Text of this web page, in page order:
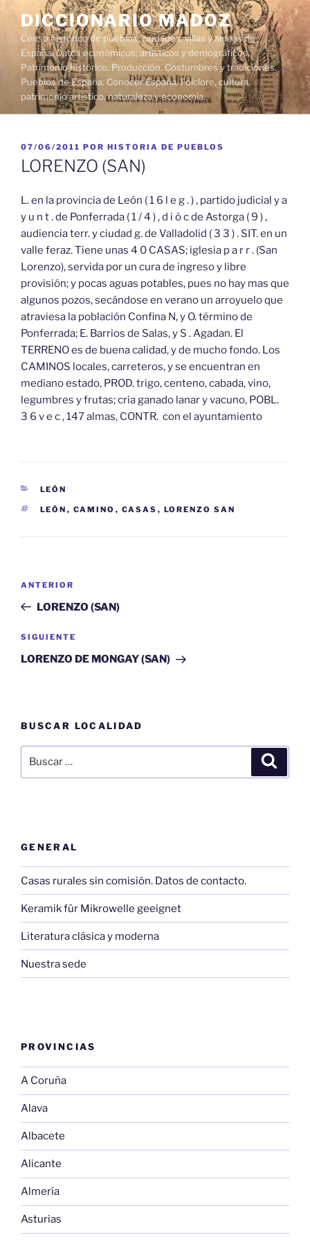
contenido
DICCIONARIO MADOZ
Censo histórico de pueblos, ciudades, villas y aldeas de
España. Datos económicos, artísticos y demográficos.
Patrimonio histórico. Producción. Costumbres y tradiciones.
Pueblos de España. Conocer España. Folclore, cultura,
patrimonio artístico, naturaleza y economía.
PUBLICADO
EL
07/06/2011 POR HISTORIA DE PUEBLOS
LORENZO (SAN)
L. en la provincia de León ( 1 6 l e g . ) , partido judicial y a
y u n t . de Ponferrada ( 1 / 4 ) , d i ó c de Astorga ( 9 ) ,
audiencia terr. y ciudad g. de Valladolid ( 3 3 ) . SIT. en un
valle feraz. Tiene unas 4 0 CASAS; iglesia p a r r . (San
Lorenzo), servida por un cura de ingreso y libre
provisión; y pocas aguas potables, pues no hay mas que
algunos pozos, secándose en verano un arroyuelo que
atraviesa la población Confina N, y O. término de
Ponferrada; E. Barrios de Salas, y S . Agadan. El
TERRENO es de buena calidad, y de mucho fondo. Los
CAMINOS locales, carreteros, y se encuentran en
mediano estado, PROD. trigo, centeno, cabada, vino,
legumbres y frutas; cria ganado lanar y vacuno, POBL.
3 6 v e c , 147 almas, CONTR. con el ayuntamiento
CATEGORÍAS
LEÓN
ETIQUETAS
LEÓN , CAMINO , CASAS , LORENZO SAN
entradas
Entrada
anterior:
ANTERIOR
LORENZO (SAN)
Siguiente
entrada
SIGUIENTE
LORENZO DE MONGAY (SAN)
BUSCAR LOCALIDAD
por:
GENERAL
Casas rurales sin comisión. Datos de contacto.
Keramik für Mikrowelle geeignet
Literatura clásica y moderna
Nuestra sede
PROVINCIAS
A Coruña
Alava
Albacete
Alicante
Almería
Asturias